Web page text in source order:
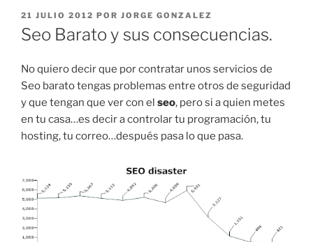
PUBLICADO
EL
21 JULIO 2012 POR JORGE GONZALEZ
Seo Barato y sus consecuencias.
No quiero decir que por contratar unos servicios de
Seo barato tengas problemas entre otros de seguridad
y que tengan que ver con el seo, pero si a quien metes
en tu casa…es decir a controlar tu programación, tu
hosting, tu correo…después pasa lo que pasa.